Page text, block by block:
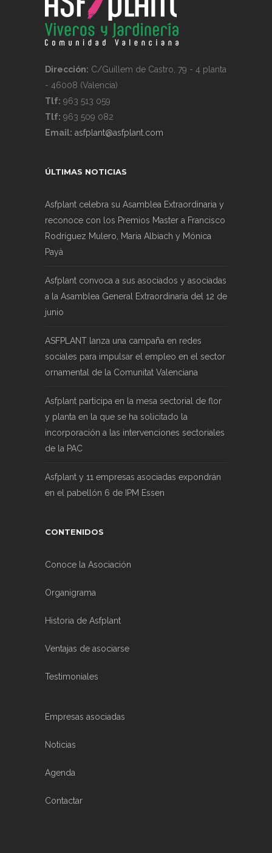
Dirección: C/Guillem de Castro, 79 - 4 planta
- 46008 (Valencia)
Tlf: 963 513 059
Tlf: 963 509 082
Email: asfplant@asfplant.com
ÚLTIMAS NOTICIAS
Asfplant celebra su Asamblea Extraordinaria y
reconoce con los Premios Master a Francisco
Rodríguez Mulero, Maria Albiach y Mónica
Payà
Asfplant convoca a sus asociados y asociadas
a la Asamblea General Extraordinaria del 12 de
junio
ASFPLANT lanza una campaña en redes
sociales para impulsar el empleo en el sector
ornamental de la Comunitat Valenciana
Asfplant participa en la mesa sectorial de flor
y planta en la que se ha solicitado la
incorporación a las intervenciones sectoriales
de la PAC
Asfplant y 11 empresas asociadas expondrán
en el pabellón 6 de IPM Essen
CONTENIDOS
Conoce la Asociación
Organigrama
Historia de Asfplant
Ventajas de asociarse
Testimoniales
Empresas asociadas
Noticias
Agenda
Contactar